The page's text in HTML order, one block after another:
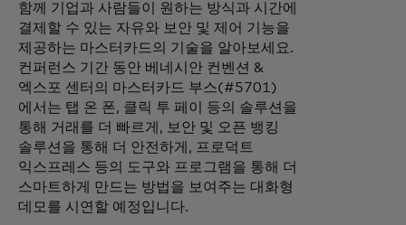
함께 기업과 사람들이 원하는 방식과 시간에
결제할 수 있는 자유와 보안 및 제어 기능을
제공하는 마스터카드의 기술을 알아보세요.
컨퍼런스 기간 동안 베네시안 컨벤션 &
엑스포 센터의 마스터카드 부스(#5701)
에서는 탭 온 폰, 클릭 투 페이 등의 솔루션을
통해 거래를 더 빠르게, 보안 및 오픈 뱅킹
솔루션을 통해 더 안전하게, 프로덕트
익스프레스 등의 도구와 프로그램을 통해 더
스마트하게 만드는 방법을 보여주는 대화형
데모를 시연할 예정입니다.